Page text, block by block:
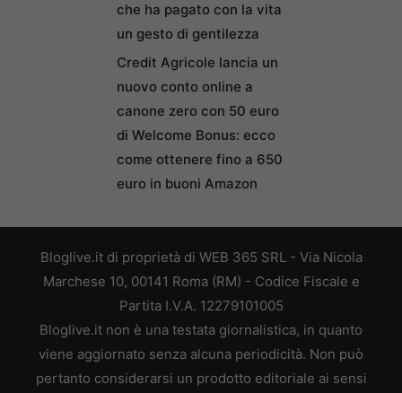
che ha pagato con la vita
un gesto di gentilezza
Credit Agricole lancia un
nuovo conto online a
canone zero con 50 euro
di Welcome Bonus: ecco
come ottenere fino a 650
euro in buoni Amazon
Bloglive.it di proprietà di WEB 365 SRL - Via Nicola
Marchese 10, 00141 Roma (RM) - Codice Fiscale e
Partita I.V.A. 12279101005
Bloglive.it non è una testata giornalistica, in quanto
viene aggiornato senza alcuna periodicità. Non può
pertanto considerarsi un prodotto editoriale ai sensi